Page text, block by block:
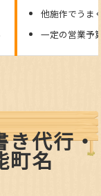
他施作でうま
一定の営業予
き代行・
町名